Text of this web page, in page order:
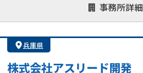
事務所詳細
1億円以上の買取可
兵庫県
株式会社アスリード開発